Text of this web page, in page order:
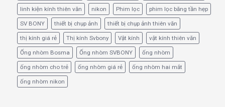
linh kiện kính thiên văn nikon Phim lọc phim lọc băng tần hẹp
SV BONY thiết bị chụp ảnh thiết bị chụp ảnh thiên văn
thị kính giá rẻ Thị kính Svbony Vật kính vật kính thiên văn
Ống nhòm Bosma Ống nhòm SVBONY ống nhòm
ống nhòm cho trẻ ống nhòm giá rẻ ống nhòm hai mắt
ống nhòm nikon